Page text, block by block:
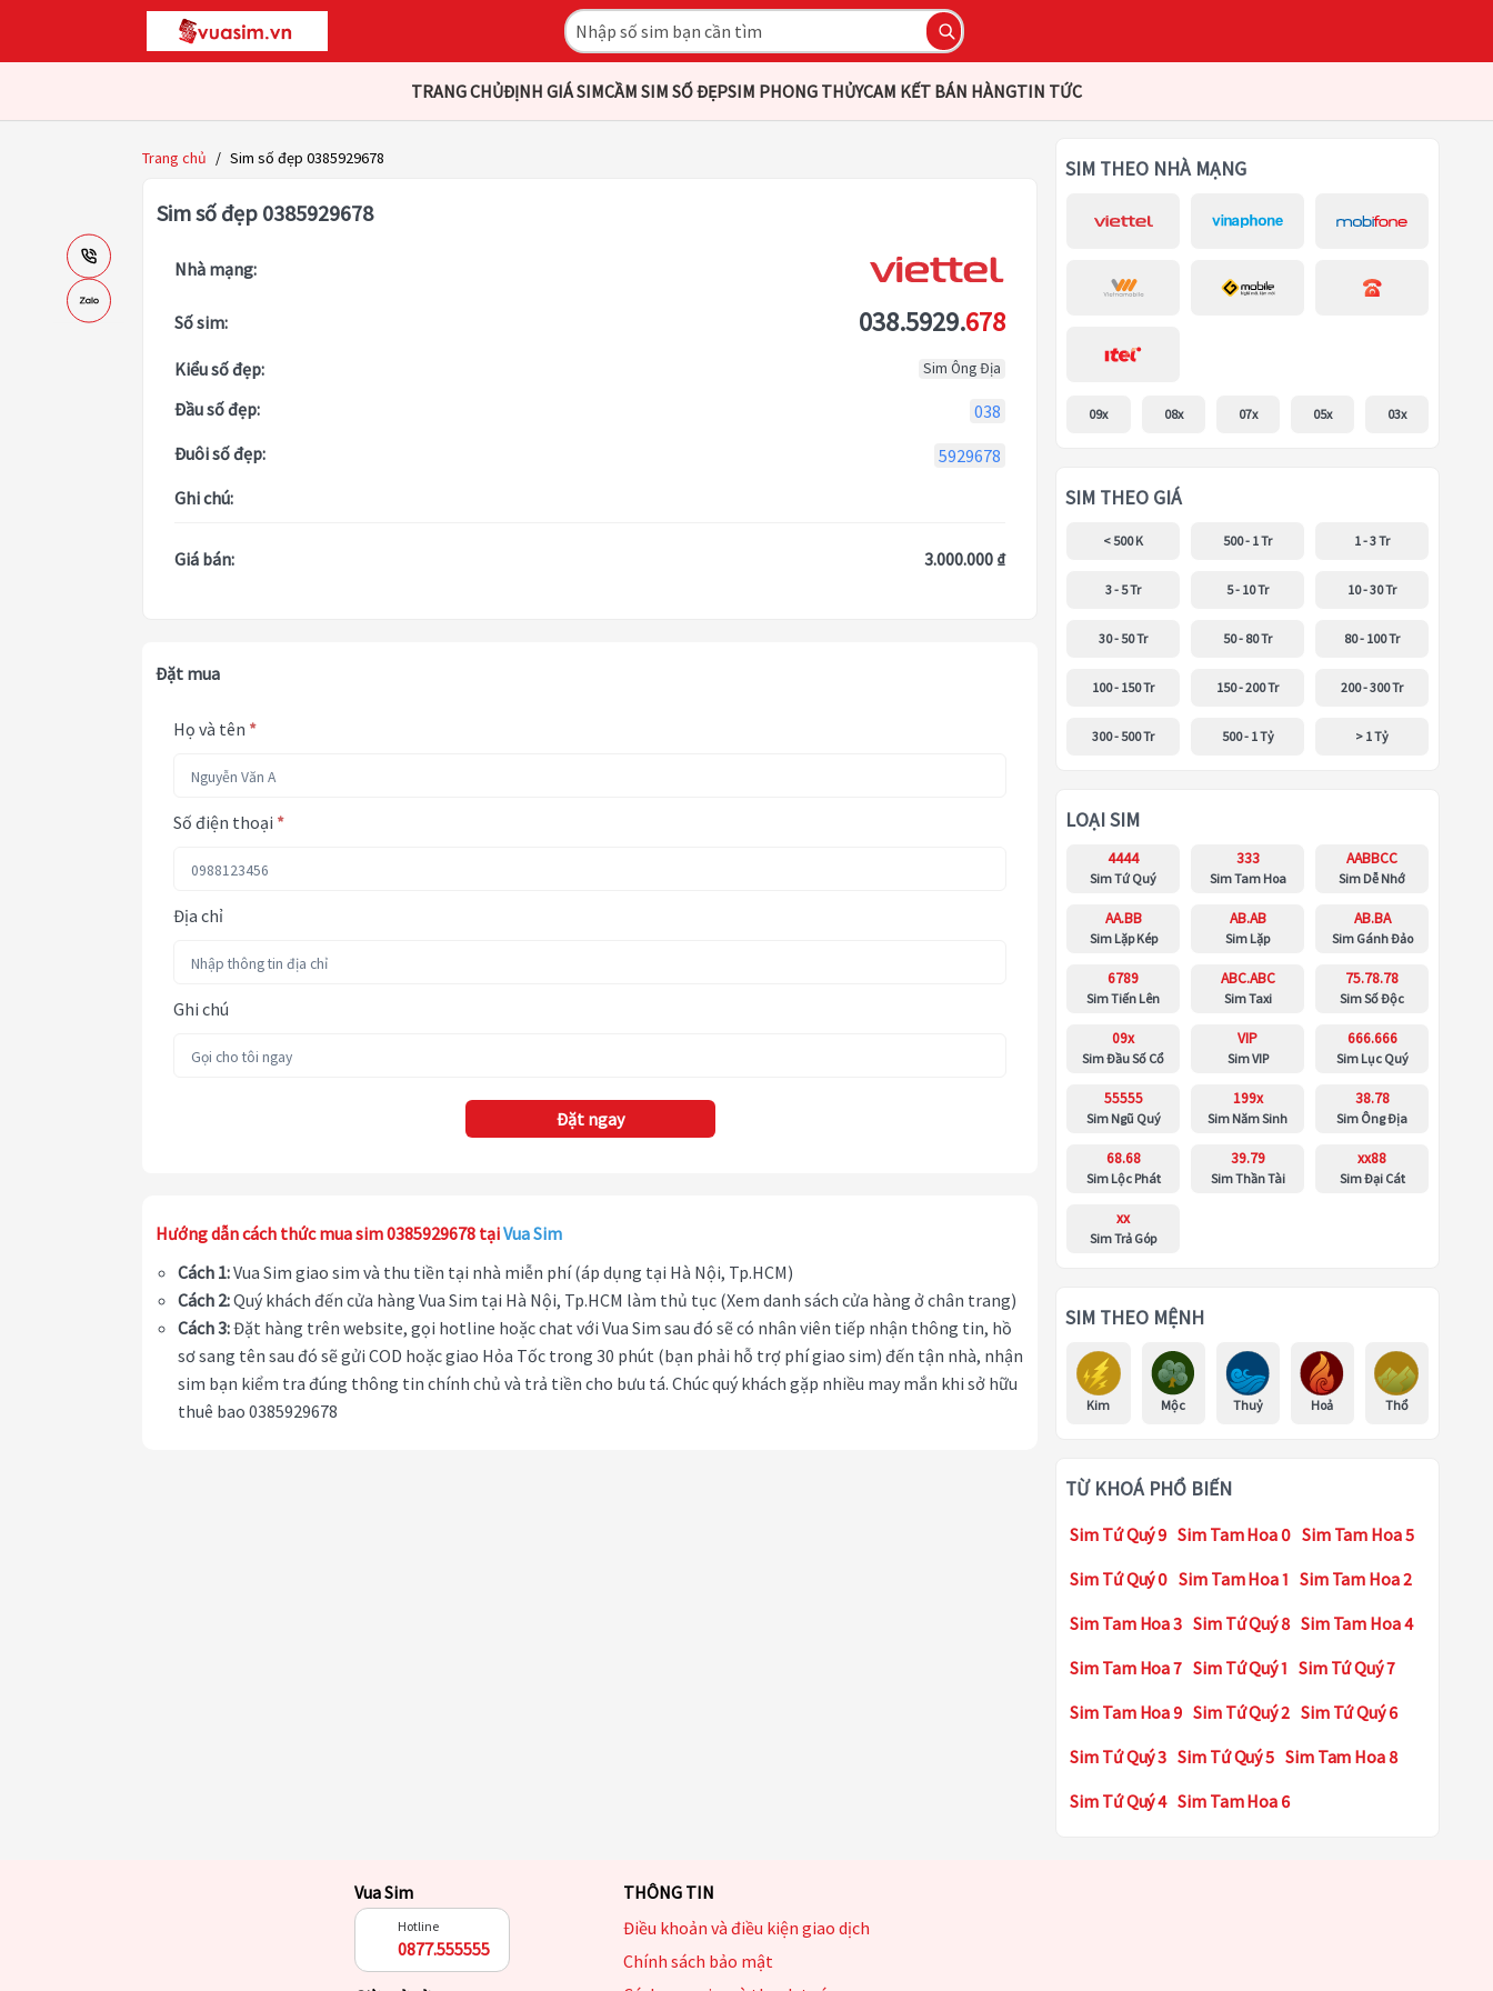
TRANG CHỦĐỊNH GIÁ SIMCẦM SIM SỐ ĐẸPSIM PHONG THỦYCAM KẾT BÁN HÀNGTIN TỨC
Trang chủ / Sim số đẹp 0385929678
Sim số đẹp 0385929678
Nhà mạng:
Số sim: 038.5929.678
Kiểu số đẹp: Sim Ông Địa
Đầu số đẹp:
038
Đuôi số đẹp:
5929678
Ghi chú:
Giá bán: 3.000.000 ₫
Đặt mua
Họ và tên *
Số điện thoại *
Địa chỉ
Ghi chú
Đặt ngay
Hướng dẫn cách thức mua sim 0385929678 tạiVua Sim
Cách 1:Vua Sim giao sim và thu tiền tại nhà miễn phí (áp dụng tại Hà Nội, Tp.HCM)
Cách 2:Quý khách đến cửa hàng Vua Sim tại Hà Nội, Tp.HCM làm thủ tục (Xem danh sách cửa hàng ở chân trang)
Cách 3:Đặt hàng trên website, gọi hotline hoặc chat với Vua Sim sau đó sẽ có nhân viên tiếp nhận thông tin, hồ
sơ sang tên sau đó sẽ gửi COD hoặc giao Hỏa Tốc trong 30 phút (bạn phải hỗ trợ phí giao sim) đến tận nhà, nhận
sim bạn kiểm tra đúng thông tin chính chủ và trả tiền cho bưu tá. Chúc quý khách gặp nhiều may mắn khi sở hữu
thuê bao 0385929678
SIM THEO NHÀ MẠNG
09x 08x 07x 05x 03x
SIM THEO GIÁ
< 500 K 500 - 1 Tr 1 - 3 Tr
3 - 5 Tr 5 - 10 Tr 10 - 30 Tr
30 - 50 Tr 50 - 80 Tr 80 - 100 Tr
100 - 150 Tr 150 - 200 Tr 200 - 300 Tr
300 - 500 Tr 500 - 1 Tỷ > 1 Tỷ
LOẠI SIM
4444
Sim Tứ Quý
333
Sim Tam Hoa
AABBCC
Sim Dễ Nhớ
AA.BB
Sim Lặp Kép
AB.AB
Sim Lặp
AB.BA
Sim Gánh Đảo
6789
Sim Tiến Lên
ABC.ABC
Sim Taxi
75.78.78
Sim Số Độc
09x
Sim Đầu Số Cổ
VIP
Sim VIP
666.666
Sim Lục Quý
55555
Sim Ngũ Quý
199x
Sim Năm Sinh
38.78
Sim Ông Địa
68.68
Sim Lộc Phát
39.79
Sim Thần Tài
xx88
Sim Đại Cát
xx
Sim Trả Góp
SIM THEO MỆNH
Kim Mộc Thuỷ Hoả Thổ
TỪ KHOÁ PHỔ BIẾN
Sim Tứ Quý 9 Sim Tam Hoa 0 Sim Tam Hoa 5
Sim Tứ Quý 0 Sim Tam Hoa 1 Sim Tam Hoa 2
Sim Tam Hoa 3 Sim Tứ Quý 8 Sim Tam Hoa 4
Sim Tam Hoa 7 Sim Tứ Quý 1 Sim Tứ Quý 7
Sim Tam Hoa 9 Sim Tứ Quý 2 Sim Tứ Quý 6
Sim Tứ Quý 3 Sim Tứ Quý 5 Sim Tam Hoa 8
Sim Tứ Quý 4 Sim Tam Hoa 6
Vua Sim
Hotline
0877.555555
THÔNG TIN
Điều khoản và điều kiện giao dịch
Chính sách bảo mật